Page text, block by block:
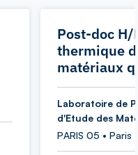
Post-doc
thermique
matériaux
Laboratoire de
d'Etude des
PARIS 05 • Paris